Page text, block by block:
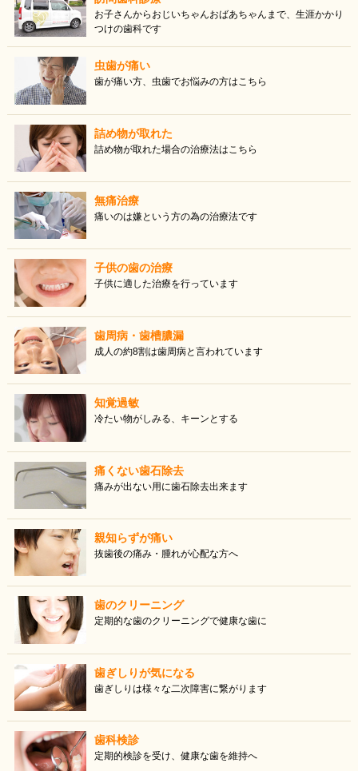
お子さんからおじいちゃんおばあちゃんまで、生涯かかり
つけの歯科です
虫歯が痛い
歯が痛い方、虫歯でお悩みの方はこちら
詰め物が取れた
詰め物が取れた場合の治療法はこちら
無痛治療
痛いのは嫌という方の為の治療法です
子供の歯の治療
子供に適した治療を行っています
歯周病・歯槽膿漏
成人の約8割は歯周病と言われています
知覚過敏
冷たい物がしみる、キーンとする
痛くない歯石除去
痛みが出ない用に歯石除去出来ます
親知らずが痛い
抜歯後の痛み・腫れが心配な方へ
歯のクリーニング
定期的な歯のクリーニングで健康な歯に
歯ぎしりが気になる
歯ぎしりは様々な二次障害に繋がります
歯科検診
定期的検診を受け、健康な歯を維持へ